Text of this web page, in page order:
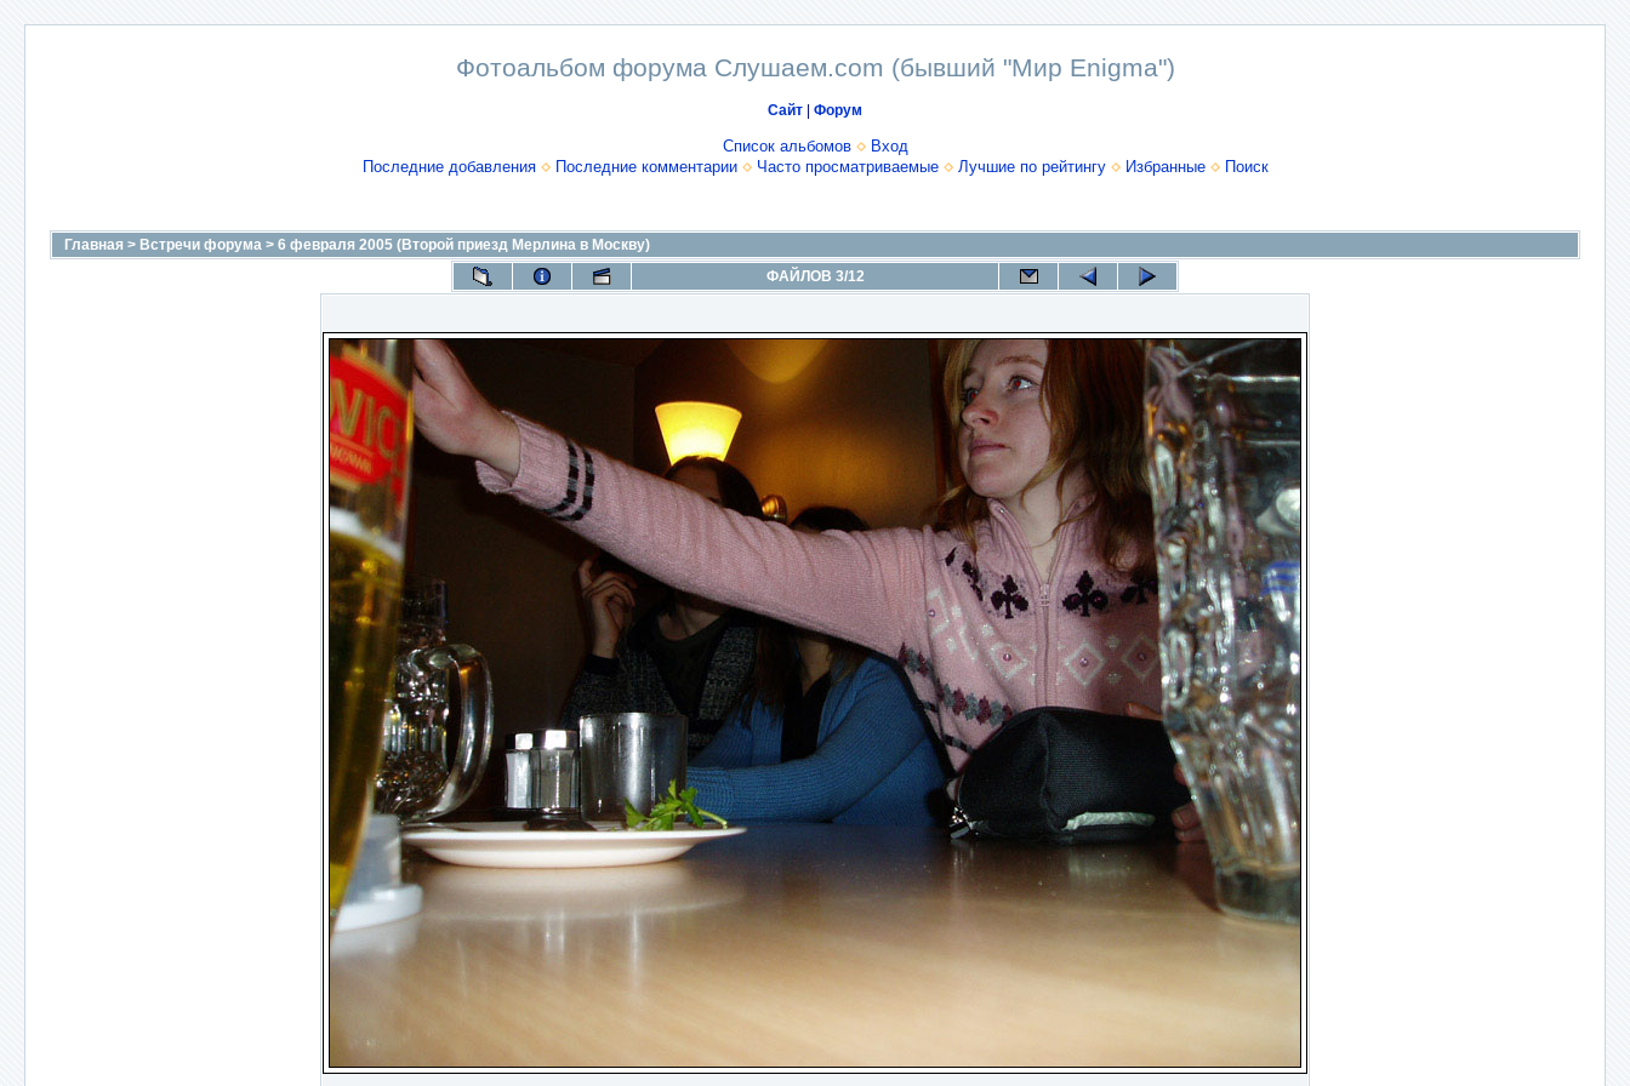
Фотоальбом форума Слушаем.com (бывший "Мир Enigma")
Сайт Форум
Список альбомов
Вход
Последние добавления
Последние комментарии Часто просматриваемые Лучшие по рейтингу Избранные Поиск
Главная > Встречи форума > 6 февраля 2005 (Второй приезд Мерлина в Москву)
ФАЙЛОВ 3/12